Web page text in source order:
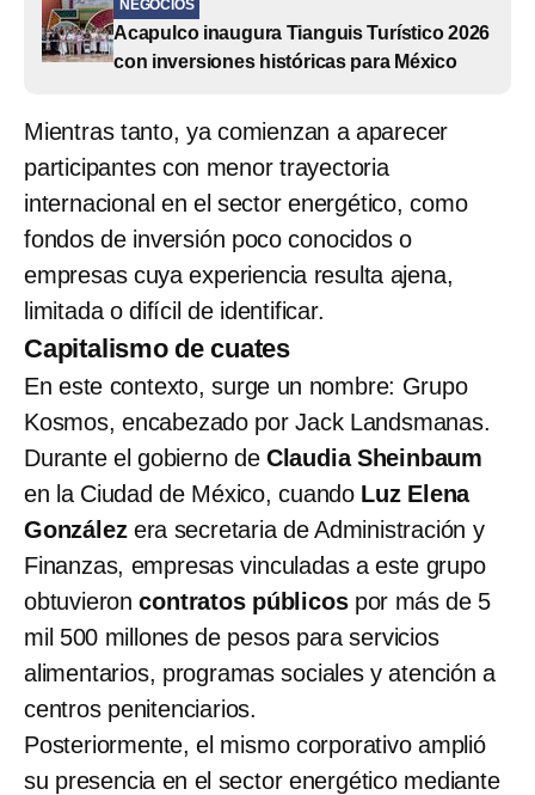
NEGOCIOS
Acapulco inaugura Tianguis Turístico 2026
con inversiones históricas para México
Mientras tanto, ya comienzan a aparecer
participantes con menor trayectoria
internacional en el sector energético, como
fondos de inversión poco conocidos o
empresas cuya experiencia resulta ajena,
limitada o difícil de identificar.
Capitalismo de cuates
En este contexto, surge un nombre: Grupo
Kosmos, encabezado por Jack Landsmanas.
Durante el gobierno deClaudia Sheinbaum
en la Ciudad de México, cuando Luz Elena
Gonzálezera secretaria de Administración y
Finanzas, empresas vinculadas a este grupo
obtuvieroncontratos públicospor más de 5
mil 500 millones de pesos para servicios
alimentarios, programas sociales y atención a
centros penitenciarios.
Posteriormente, el mismo corporativo amplió
su presencia en el sector energético mediante